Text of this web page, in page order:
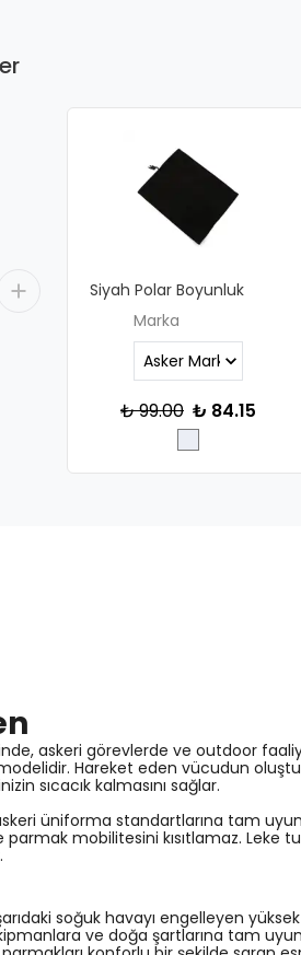
Siyah Polar Boyunluk
Marka
₺ 99.00 ₺ 84.15
askeri görevlerde ve outdoor
Hareket eden vücudun
sıcacık kalmasını sağlar.
üniforma standartlarına tam
parmak mobilitesini kısıtlamaz. Leke
soğuk havayı engelleyen yüksek
ve doğa şartlarına tam